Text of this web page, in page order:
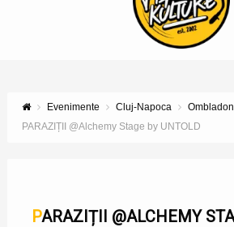
Evenimente Cluj-Napoca Ombladon
PARAZIȚII @Alchemy Stage by UNTOLD
PARAZIȚII @ALCHEMY STAGE BY